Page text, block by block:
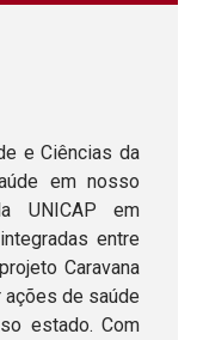
e Ciências da
em nosso
UNICAP em
entre
Caravana
ações de saúde
estado. Com